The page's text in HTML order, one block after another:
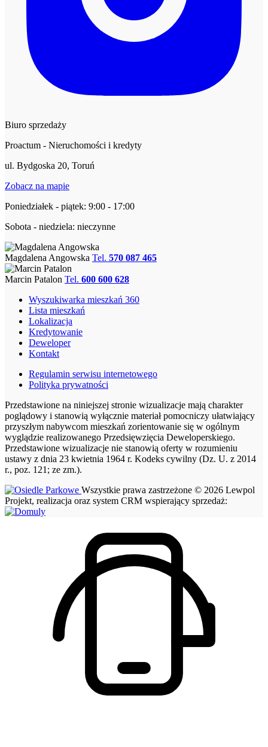
Biuro sprzedaży
Proactum - Nieruchomości i kredyty
ul. Bydgoska 20, Toruń
Zobacz na mapie
Poniedziałek - piątek: 9:00 - 17:00
Sobota - niedziela: nieczynne
Magdalena Angowska Tel. 570 087 465
Marcin Patalon Tel. 600 600 628
Wyszukiwarka mieszkań 360
Lista mieszkań
Lokalizacja
Kredytowanie
Deweloper
Kontakt
Regulamin serwisu internetowego
Polityka prywatności
Przedstawione na niniejszej stronie wizualizacje mają charakter
poglądowy i stanowią wyłącznie materiał pomocniczy ułatwiający
przyszłym nabywcom mieszkań zorientowanie się w ogólnym
wyglądzie realizowanego Przedsięwzięcia Deweloperskiego.
Przedstawione wizualizacje nie stanowią oferty w rozumieniu
ustawy z dnia 23 kwietnia 1964 r. Kodeks cywilny (Dz. U. z 2014
r., poz. 121; ze zm.).
Wszystkie prawa zastrzeżone © 2026 Lewpol
Projekt, realizacja oraz system CRM wspierający sprzedaż: